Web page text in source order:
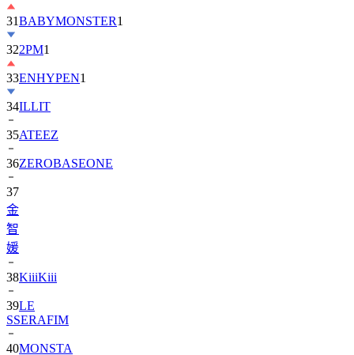
322PM1
33ENHYPEN
34ILLIT
35ATEEZ
36ZEROBASEONE
37
金
智
媛
38
39LE
SSERAFIM
40MONSTA
X